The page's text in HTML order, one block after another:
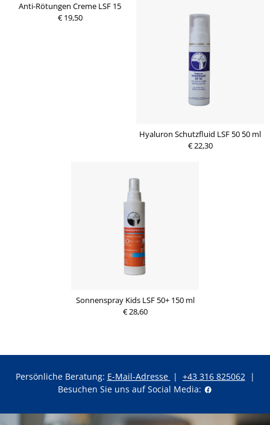
Anti-Rötungen Creme LSF 15
€ 19,50
Hyaluron Schutzfluid LSF 50 50 ml
€ 22,30
Sonnenspray Kids LSF 50+ 150 ml
€ 28,60
Persönliche Beratung: E-Mail-Adresse | +43 316 825062|
Besuchen Sie uns auf Social Media: